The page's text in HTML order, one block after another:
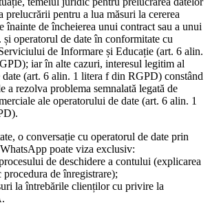
prelucrării pentru a lua măsuri la cererea
înainte de încheierea unui contract sau a unui
și operatorul de date în conformitate cu
de Informare și Educație (art. 6 alin.
iar în alte cazuri, interesul legitim al
(art. 6 alin. 1 litera f din RGPD) constând
a rezolva problema semnalată legată de
ale operatorului de date (art. 6 alin. 1
o conversație cu operatorul de date prin
poate viza exclusiv:
de deschidere a contului (explicarea
procedura de înregistrare);
la întrebările clienților cu privire la